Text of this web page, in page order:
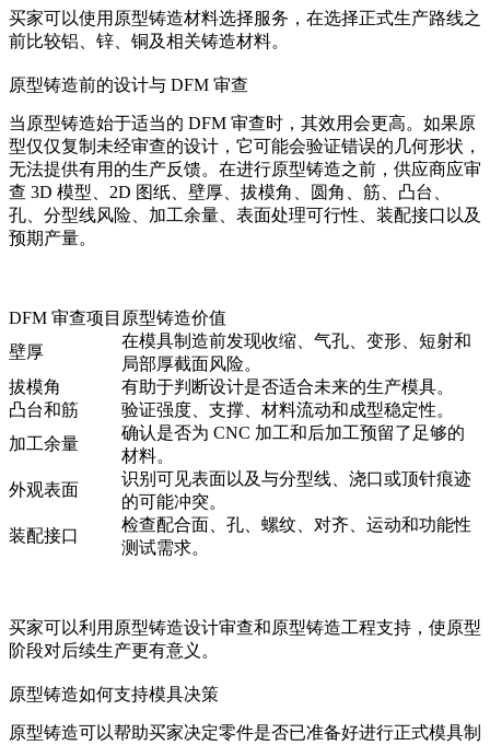
买家可以使用 原型铸造材料选择服务，在选择正式生产路线之
前比较铝、锌、铜及相关铸造材料。
原型铸造前的设计与 DFM 审查
当原型铸造始于适当的 DFM 审查时，其效用会更高。如果原
型仅仅复制未经审查的设计，它可能会验证错误的几何形状，
无法提供有用的生产反馈。在进行原型铸造之前，供应商应审
查 3D 模型、2D 图纸、壁厚、拔模角、圆角、筋、凸台、
孔、分型线风险、加工余量、表面处理可行性、装配接口以及
预期产量。
DFM 审查项目 原型铸造价值
壁厚
在模具制造前发现收缩、气孔、变形、短射和
局部厚截面风险。
拔模角
有助于判断设计是否适合未来的生产模具。
凸台和筋
验证强度、支撑、材料流动和成型稳定性。
加工余量
确认是否为 CNC 加工和后加工预留了足够的
材料。
外观表面
识别可见表面以及与分型线、浇口或顶针痕迹
的可能冲突。
装配接口
检查配合面、孔、螺纹、对齐、运动和功能性
测试需求。
买家可以利用 原型铸造设计审查和原型铸造工程支持 ，使原型
阶段对后续生产更有意义。
原型铸造如何支持模具决策
原型铸造可以帮助买家决定零件是否已准备好进行正式模具制